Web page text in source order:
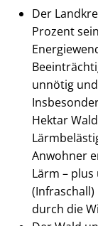
Der
Prozent
unnötig
Hektar
Anwohner
Lärm –
durch die